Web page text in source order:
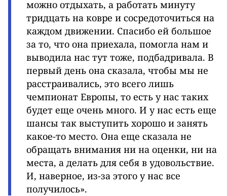
можно отдыхать, а работать минуту
тридцать на ковре и сосредоточиться на
каждом движении. Спасибо ей большое
за то, что она приехала, помогла нам и
выводила нас тут тоже, подбадривала. В
первый день она сказала, чтобы мы не
расстраивались, это всего лишь
чемпионат Европы, то есть у нас таких
будет еще очень много. И у нас есть еще
шансы так выступить хорошо и занять
какое-то место. Она еще сказала не
обращать внимания ни на оценки, ни на
места, а делать для себя в удовольствие.
И, наверное, из-за этого у нас все
получилось».